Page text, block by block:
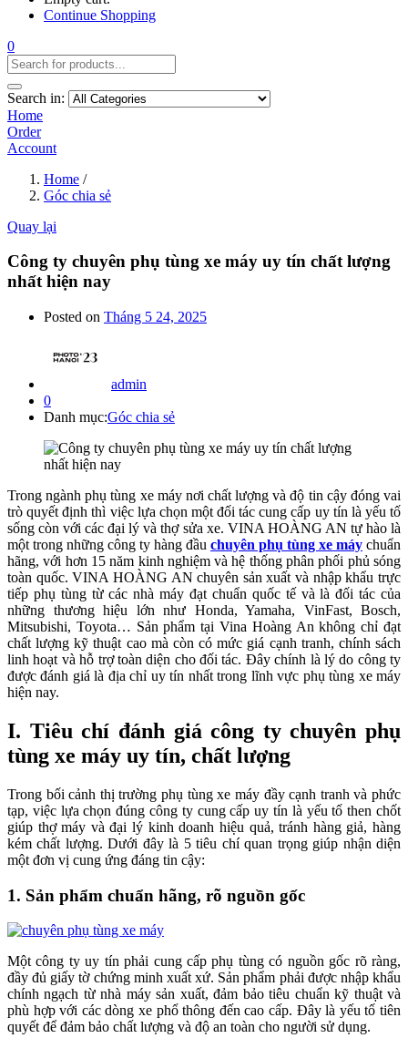
Continue Shopping
0
Search in:
Home
Order
Account
Home /
Góc chia sẻ
Quay lại
Công ty chuyên phụ tùng xe máy uy tín chất lượng
nhất hiện nay
Posted on Tháng 5 24, 2025
admin
0
Danh mục:Góc chia sẻ
Trong ngành phụ tùng xe máy nơi chất lượng và độ tin cậy đóng vai
trò quyết định thì việc lựa chọn một đối tác cung cấp uy tín là yếu tố
sống còn với các đại lý và thợ sửa xe. VINA HOÀNG AN tự hào là
một trong những công ty hàng đầu chuyên phụ tùng xe máy chuẩn
hãng, với hơn 15 năm kinh nghiệm và hệ thống phân phối phủ sóng
toàn quốc. VINA HOÀNG AN chuyên sản xuất và nhập khẩu trực
tiếp phụ tùng từ các nhà máy đạt chuẩn quốc tế và là đối tác của
những thương hiệu lớn như Honda, Yamaha, VinFast, Bosch,
Mitsubishi, Toyota… Sản phẩm tại Vina Hoàng An không chỉ đạt
chất lượng kỹ thuật cao mà còn có mức giá cạnh tranh, chính sách
linh hoạt và hỗ trợ toàn diện cho đối tác. Đây chính là lý do công ty
được đánh giá là địa chỉ uy tín nhất trong lĩnh vực phụ tùng xe máy
hiện nay.
I. Tiêu chí đánh giá công ty chuyên phụ
tùng xe máy uy tín, chất lượng
Trong bối cảnh thị trường phụ tùng xe máy đầy cạnh tranh và phức
tạp, việc lựa chọn đúng công ty cung cấp uy tín là yếu tố then chốt
giúp thợ máy và đại lý kinh doanh hiệu quả, tránh hàng giả, hàng
kém chất lượng. Dưới đây là 5 tiêu chí quan trọng giúp nhận diện
một đơn vị cung ứng đáng tin cậy:
1. Sản phẩm chuẩn hãng, rõ nguồn gốc
Một công ty uy tín phải cung cấp phụ tùng có nguồn gốc rõ ràng,
đầy đủ giấy tờ chứng minh xuất xứ. Sản phẩm phải được nhập khẩu
chính ngạch từ nhà máy sản xuất, đảm bảo tiêu chuẩn kỹ thuật và
phù hợp với các dòng xe phổ thông đến cao cấp. Đây là yếu tố tiên
quyết để đảm bảo chất lượng và độ an toàn cho người sử dụng.